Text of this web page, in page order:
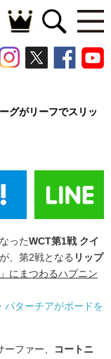
グがリーフでスリッ
ったWCT第1戦 クイ
、第2戦となる リップ
にまつわるハプニン
パターチアがボードを
ファー、
コートニ